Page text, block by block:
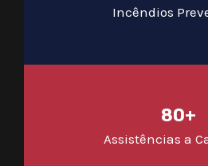
Incêndios
80+
Assistências a